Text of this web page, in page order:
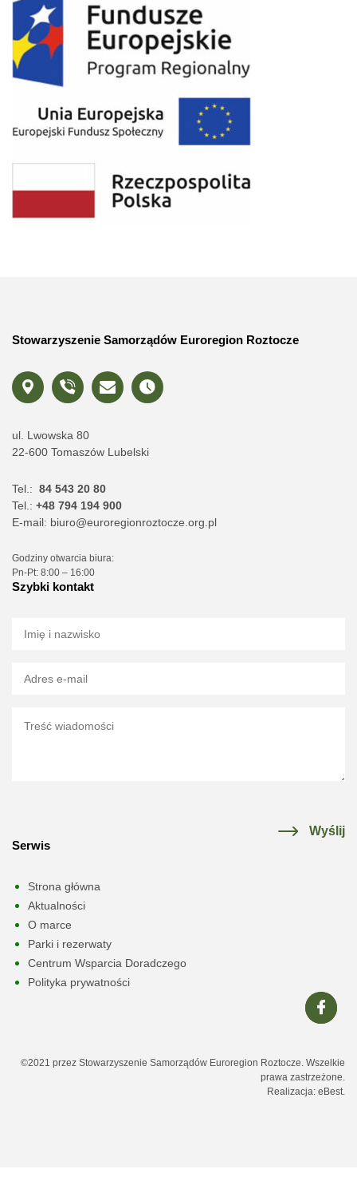
Stowarzyszenie Samorządów Euroregion Roztocze
ul. Lwowska 80
22-600 Tomaszów Lubelski
Tel.: 84 543 20 80
Tel.: +48 794 194 900
E-mail: biuro@euroregionroztocze.org.pl
Godziny otwarcia biura:
Pn-Pt: 8:00 – 16:00
Szybki kontakt
Wyślij
Serwis
Strona główna
Aktualności
O marce
Parki i rezerwaty
Centrum Wsparcia Doradczego
Polityka prywatności
©2021 przez Stowarzyszenie Samorządów Euroregion Roztocze. Wszelkie
prawa zastrzeżone.
Realizacja: eBest